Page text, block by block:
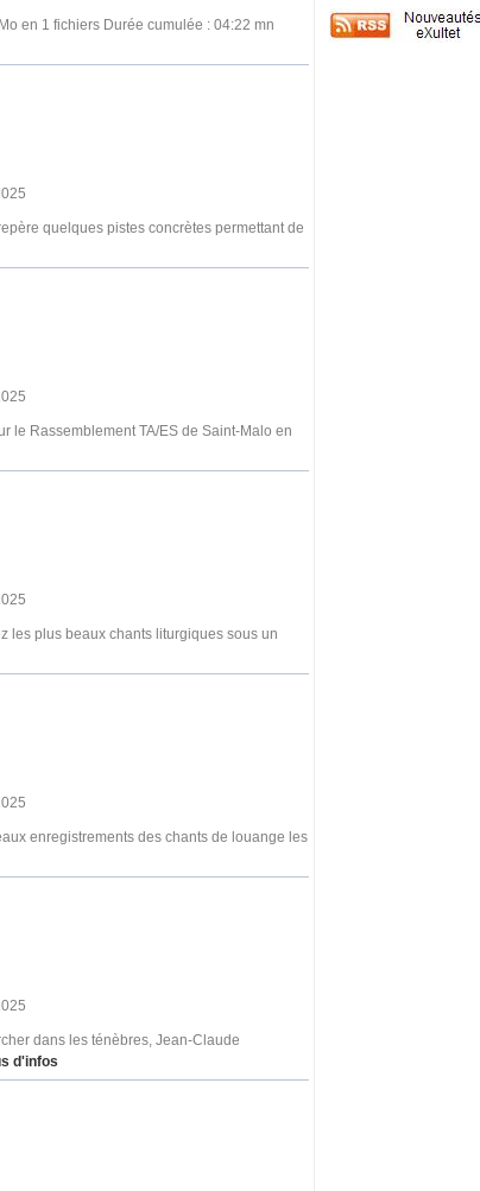
en 1 fichiers Durée cumulée : 04:22 mn
quelques pistes concrètes permettant de
le Rassemblement TA/ES de Saint-Malo en
les plus beaux chants liturgiques sous un
enregistrements des chants de louange les
dans les ténèbres, Jean-Claude
d'infos